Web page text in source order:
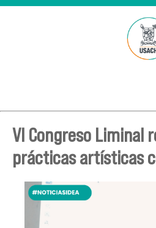
VI Congreso Liminal
prácticas artísticas